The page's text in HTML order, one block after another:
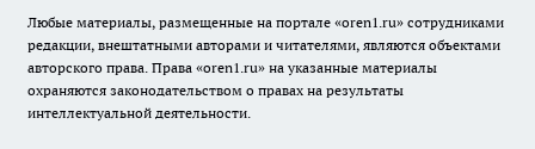
Любые материалы, размещенные на портале «oren1.ru» сотрудниками
редакции, внештатными авторами и читателями, являются объектами
авторского права. Права «oren1.ru» на указанные материалы
охраняются законодательством о правах на результаты
интеллектуальной деятельности.